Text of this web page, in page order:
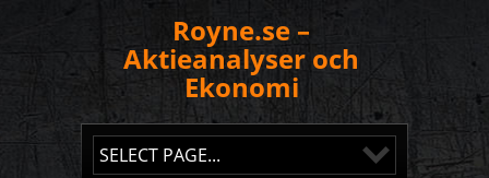
Royne.se –
Aktieanalyser och
Ekonomi